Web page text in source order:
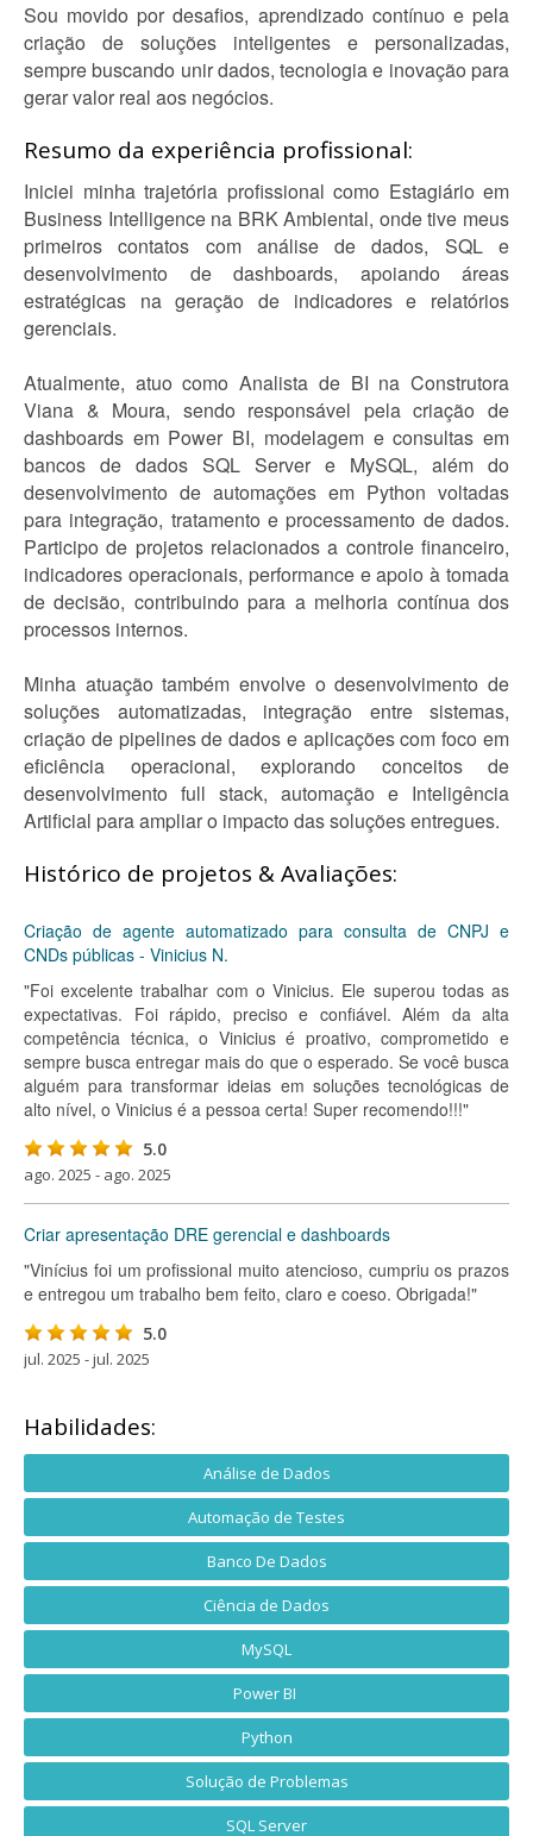
Sou movido por desafios, aprendizado contínuo e pela
criação de soluções inteligentes e personalizadas,
sempre buscando unir dados, tecnologia e inovação para
gerar valor real aos negócios.
Resumo da experiência profissional:
Iniciei minha trajetória profissional como Estagiário em
Business Intelligence na BRK Ambiental, onde tive meus
primeiros contatos com análise de dados, SQL e
desenvolvimento de dashboards, apoiando áreas
estratégicas na geração de indicadores e relatórios
gerenciais.
Atualmente, atuo como Analista de BI na Construtora
Viana & Moura, sendo responsável pela criação de
dashboards em Power BI, modelagem e consultas em
bancos de dados SQL Server e MySQL, além do
desenvolvimento de automações em Python voltadas
para integração, tratamento e processamento de dados.
Participo de projetos relacionados a controle financeiro,
indicadores operacionais, performance e apoio à tomada
de decisão, contribuindo para a melhoria contínua dos
processos internos.
Minha atuação também envolve o desenvolvimento de
soluções automatizadas, integração entre sistemas,
criação de pipelines de dados e aplicações com foco em
eficiência operacional, explorando conceitos de
desenvolvimento full stack, automação e Inteligência
Artificial para ampliar o impacto das soluções entregues.
Histórico de projetos & Avaliações:
Criação de agente automatizado para consulta de CNPJ e
CNDs públicas - Vinicius N.
"Foi excelente trabalhar com o Vinicius. Ele superou todas as
expectativas. Foi rápido, preciso e confiável. Além da alta
competência técnica, o Vinicius é proativo, comprometido e
sempre busca entregar mais do que o esperado. Se você busca
alguém para transformar ideias em soluções tecnológicas de
alto nível, o Vinicius é a pessoa certa! Super recomendo!!!"
5.0
ago. 2025 - ago. 2025
Criar apresentação DRE gerencial e dashboards
"Vinícius foi um profissional muito atencioso, cumpriu os prazos
e entregou um trabalho bem feito, claro e coeso. Obrigada!"
5.0
jul. 2025 - jul. 2025
Habilidades:
Análise de Dados
Automação de Testes
Banco De Dados
Ciência de Dados
MySQL
Power BI
Python
Solução de Problemas
SQL Server